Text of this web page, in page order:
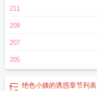
211
209
207
205
绝色小姨的诱惑章节列表